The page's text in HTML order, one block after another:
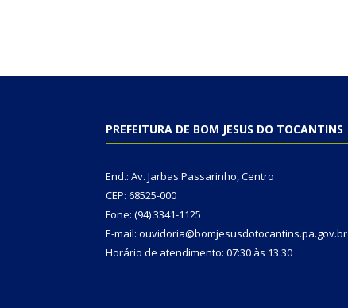
PREFEITURA DE BOM JESUS DO TOCANTINS
End.: Av. Jarbas Passarinho, Centro
CEP: 68525-000
Fone: (94) 3341-1125
E-mail: ouvidoria@bomjesusdotocantins.pa.gov.br
Horário de atendimento: 07:30 às 13:30